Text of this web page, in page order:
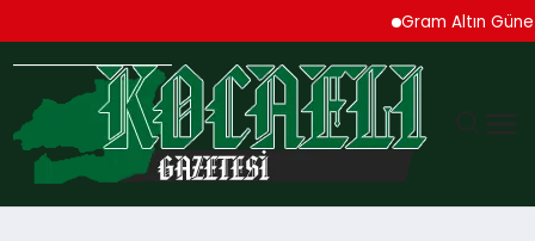
Gram Altın Güne